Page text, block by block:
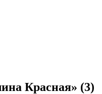
Красная» (3)